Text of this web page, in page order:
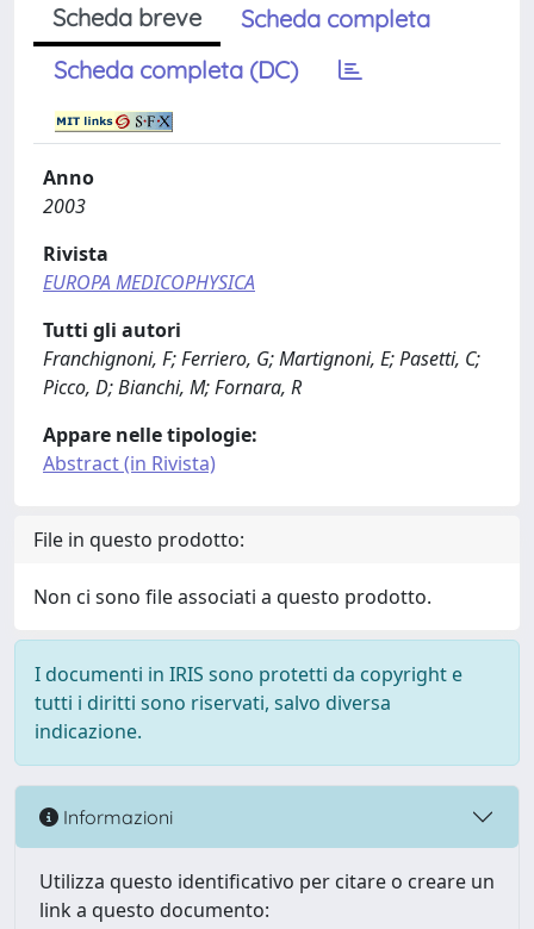
Scheda breve
Scheda completa
Scheda completa (DC)
Anno
2003
Rivista
EUROPA MEDICOPHYSICA
Tutti gli autori
Franchignoni, F; Ferriero, G; Martignoni, E; Pasetti, C;
Picco, D; Bianchi, M; Fornara, R
Appare nelle tipologie:
Abstract (in Rivista)
File in questo prodotto:
Non ci sono file associati a questo prodotto.
I documenti in IRIS sono protetti da copyright e
tutti i diritti sono riservati, salvo diversa
indicazione.
Informazioni
Utilizza questo identificativo per citare o creare un
link a questo documento: